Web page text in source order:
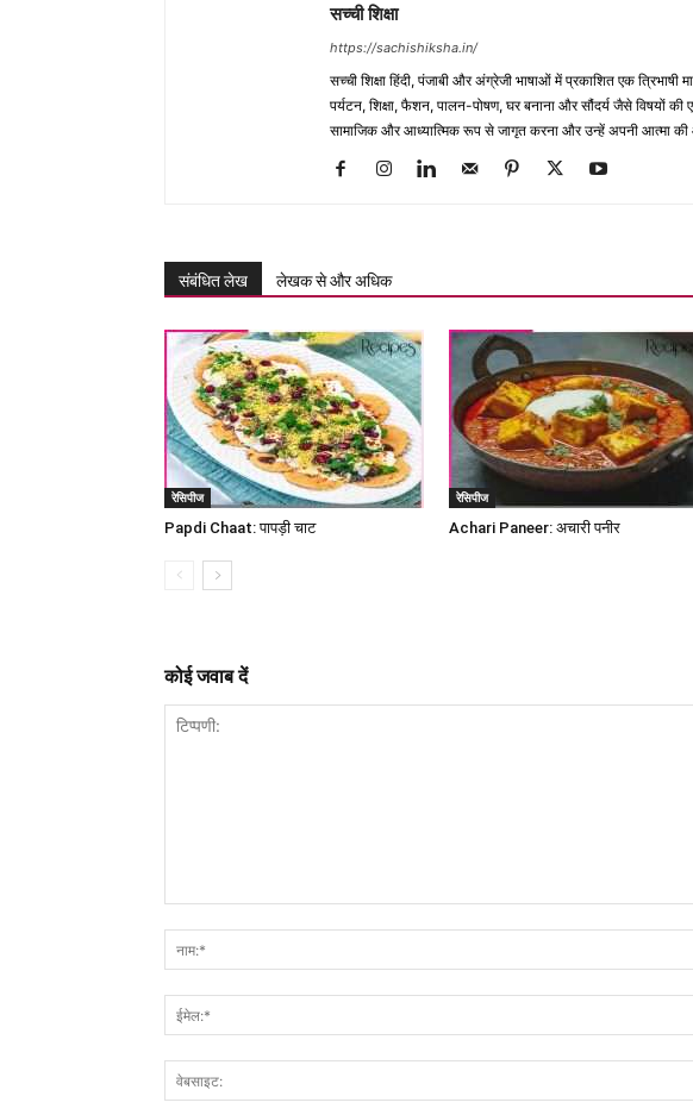
सच्ची शिक्षा
https://sachishiksha.in/
सच्ची शिक्षा हिंदी, पंजाबी और अंग्रेजी भाषाओं में प्रकाशित एक
पर्यटन, शिक्षा, फैशन, पालन-पोषण, घर बनाना और सौंदर्य जैसे विषयों
सामाजिक और आध्यात्मिक रूप से जागृत करना और उन्हें अपनी आत्मा
संबंधित लेख लेखक से और अधिक
रेसिपीज
Papdi Chaat: पापड़ी चाट
रेसिपीज
Achari Paneer: अचारी पनीर
कोई जवाब दें